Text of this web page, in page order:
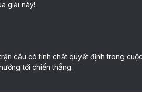
giải này!
cầu có tính chất quyết định trong
tới chiến thắng.